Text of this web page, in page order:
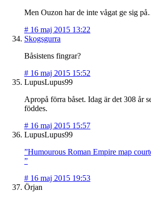
Men Ouzon har de inte vågat ge sig
# 16 maj 2015 13:22
Skogsgurra
Båsistens fingrar?
# 16 maj 2015 15:52
LupusLupus99
Apropå förra båset. Idag är det 308 år
föddes.
# 16 maj 2015 15:57
LupusLupus99
”Humourous Roman Empire map
”
# 16 maj 2015 19:53
Örjan